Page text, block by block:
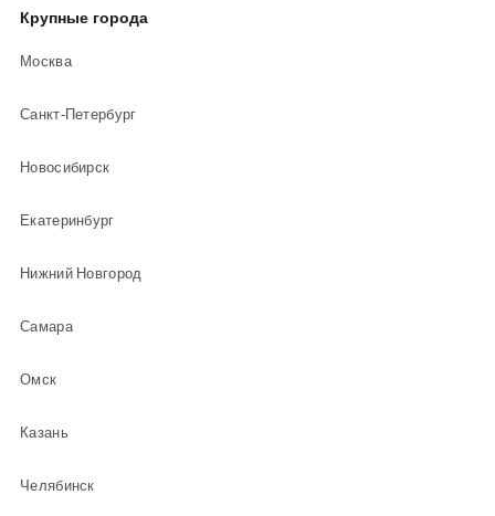
Крупные города
Москва
Санкт-Петербург
Новосибирск
Екатеринбург
Нижний Новгород
Самара
Омск
Казань
Челябинск